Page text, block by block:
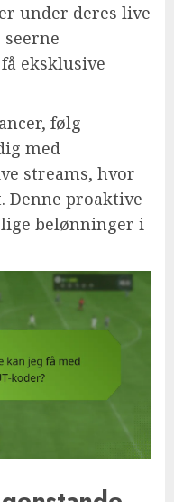
under deres live
eksklusive
følg
med
streams, hvor
proaktive
belønninger i